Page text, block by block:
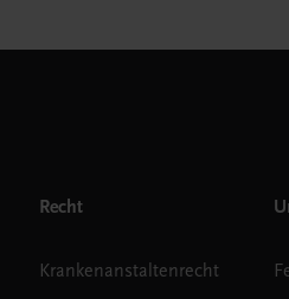
Recht
Krankenanstaltenrecht